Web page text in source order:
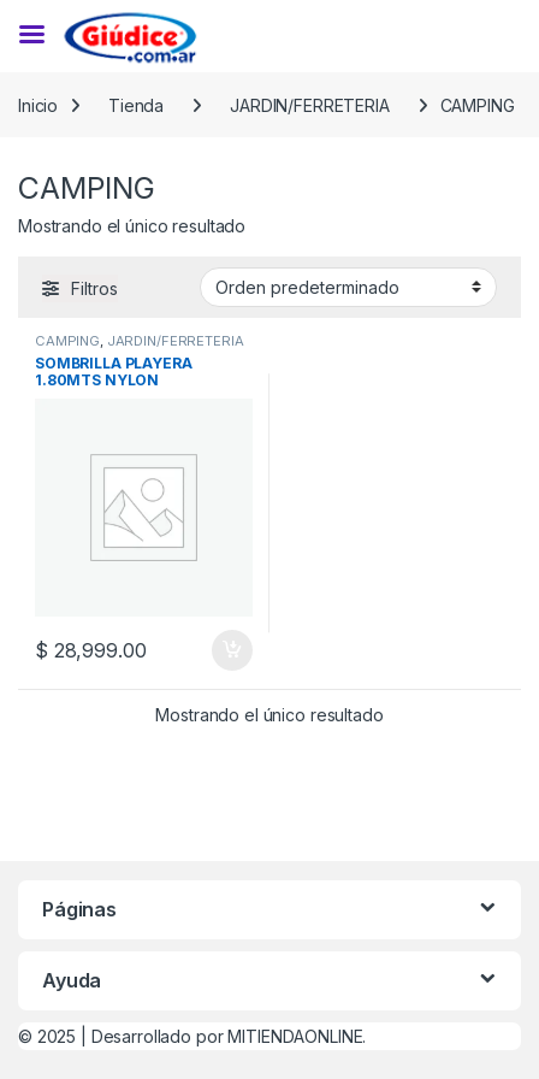
Inicio
Tienda JARDIN/FERRETERIA CAMPING
CAMPING
Mostrando el único resultado
Filtros
CAMPING, JARDIN/FERRETERIA
SOMBRILLA PLAYERA
1.80MTS NYLON
$ 28,999.00
Mostrando el único resultado
Páginas
Ayuda
© 2025 | Desarrollado por MITIENDAONLINE.